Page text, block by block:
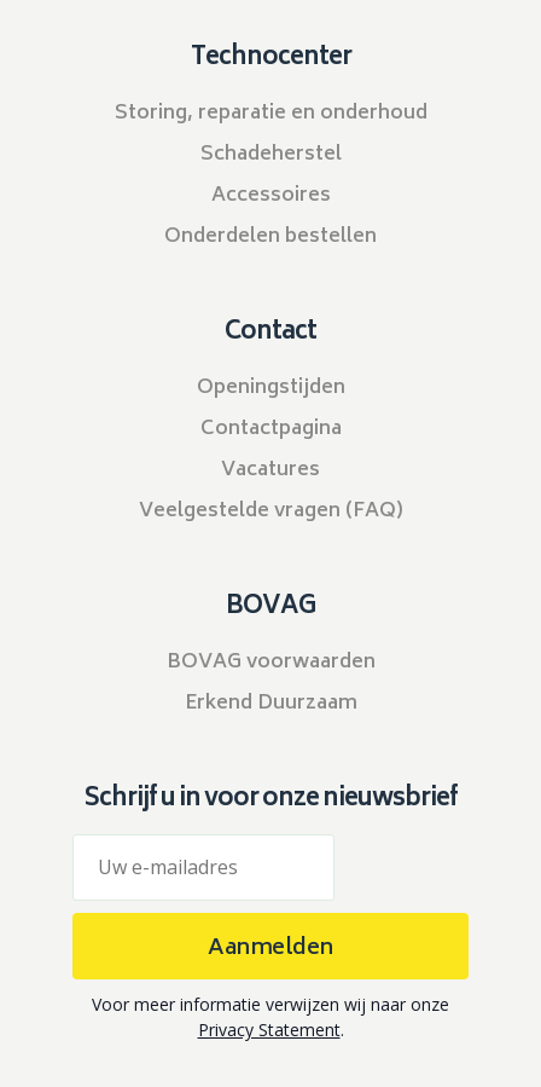
Technocenter
Storing, reparatie en onderhoud
Schadeherstel
Accessoires
Onderdelen bestellen
Contact
Openingstijden
Contactpagina
Vacatures
Veelgestelde vragen (FAQ)
BOVAG
BOVAG voorwaarden
Erkend Duurzaam
Schrijf u in voor onze nieuwsbrief
Aanmelden
Voor meer informatie verwijzen wij naar onze
Privacy Statement.